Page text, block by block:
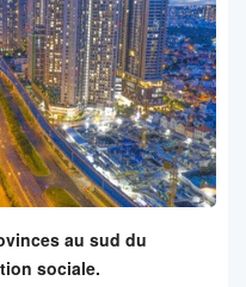
au sud du
sociale.